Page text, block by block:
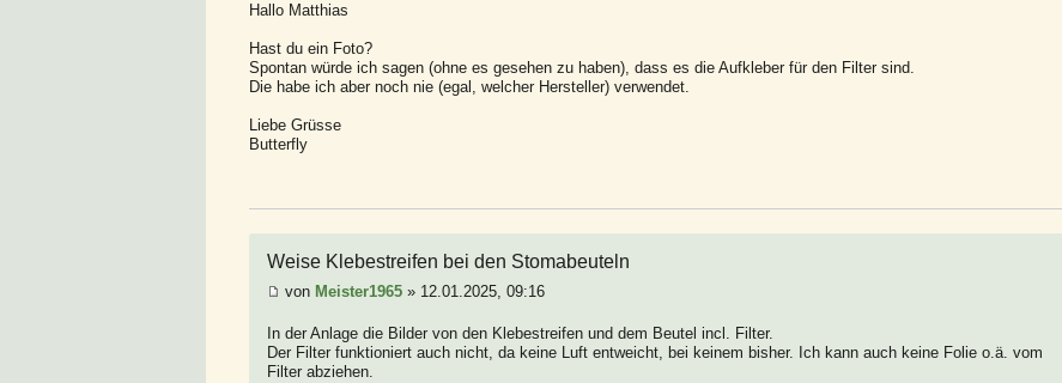
Hallo Matthias
Hast du ein Foto?
Spontan würde ich sagen (ohne es gesehen zu haben), dass es die Aufkleber für den Filter sind.
Die habe ich aber noch nie (egal, welcher Hersteller) verwendet.
Liebe Grüsse
Butterfly
Weise Klebestreifen bei den Stomabeuteln
von Meister1965 » 12.01.2025, 09:16
In der Anlage die Bilder von den Klebestreifen und dem Beutel incl. Filter.
Der Filter funktioniert auch nicht, da keine Luft entweicht, bei keinem bisher. Ich kann auch keine Folie o.ä. vom
Filter abziehen.